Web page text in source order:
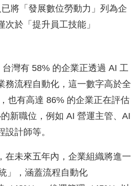
將「發展數位勞動力」列為企
於「提升員工技能」
灣有 58% 的企業正透過 AI 工
務流程自動化，這一數字高於全
也有高達 86% 的企業正在評估
新職位，例如 AI 營運主管、AI
計師等。
在未來五年內，企業組織將進一
」，涵蓋流程自動化